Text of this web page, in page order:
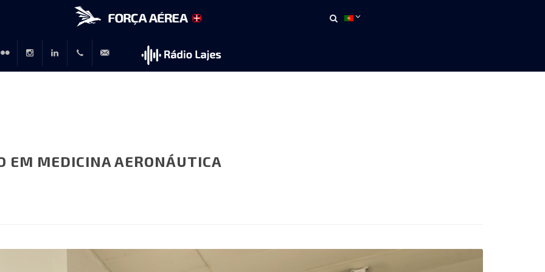
EM MEDICINA AERONÁUTICA